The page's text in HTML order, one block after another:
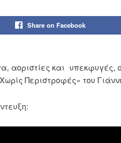
Share on Facebook
αοριστίες και
Περιστροφές» του